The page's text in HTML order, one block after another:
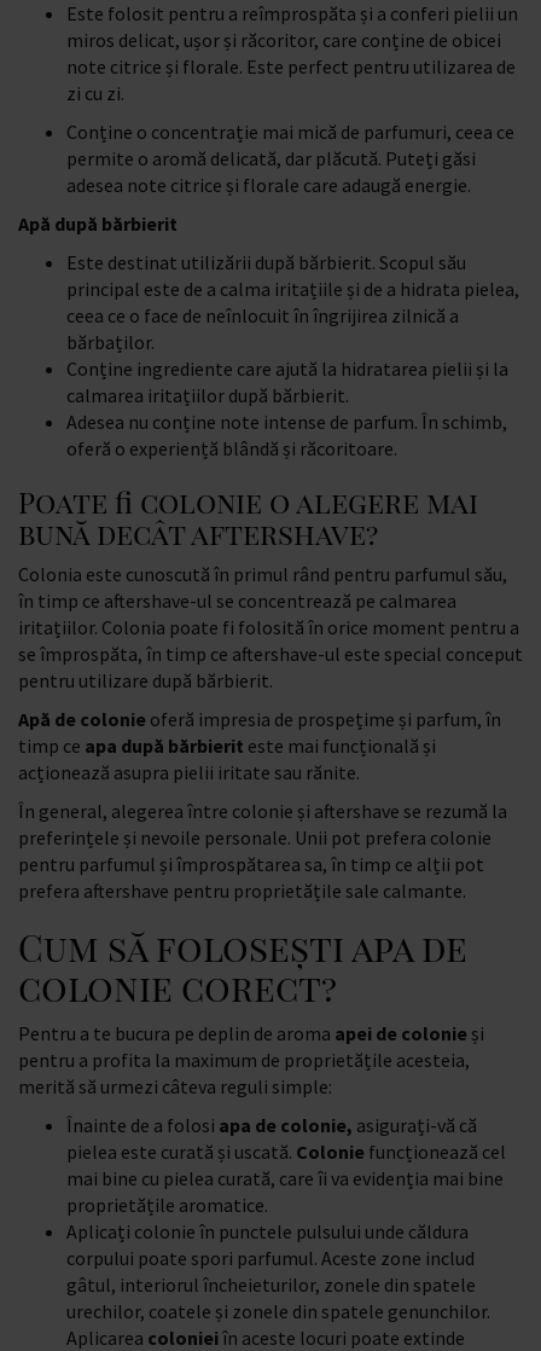
Este folosit pentru a reîmprospăta și a conferi pielii un
miros delicat, ușor și răcoritor, care conține de obicei
note citrice și florale. Este perfect pentru utilizarea de
zi cu zi.
Conține o concentrație mai mică de parfumuri, ceea ce
permite o aromă delicată, dar plăcută. Puteți găsi
adesea note citrice și florale care adaugă energie.
Apă după bărbierit
Este destinat utilizării după bărbierit. Scopul său
principal este de a calma iritațiile și de a hidrata pielea,
ceea ce o face de neînlocuit în îngrijirea zilnică a
bărbaților.
Conține ingrediente care ajută la hidratarea pielii și la
calmarea iritațiilor după bărbierit.
Adesea nu conține note intense de parfum. În schimb,
oferă o experiență blândă și răcoritoare.
Poate fi colonie o alegere mai
bună decât aftershave?
Colonia este cunoscută în primul rând pentru parfumul său,
în timp ce aftershave-ul se concentrează pe calmarea
iritațiilor. Colonia poate fi folosită în orice moment pentru a
se împrospăta, în timp ce aftershave-ul este special conceput
pentru utilizare după bărbierit.
Apă de colonie oferă impresia de prospețime și parfum, în
timp ce apa după bărbierit este mai funcțională și
acționează asupra pielii iritate sau rănite.
În general, alegerea între colonie și aftershave se rezumă la
preferințele și nevoile personale. Unii pot prefera colonie
pentru parfumul și împrospătarea sa, în timp ce alții pot
prefera aftershave pentru proprietățile sale calmante.
Cum să folosești apa de
colonie corect?
Pentru a te bucura pe deplin de aroma apei de colonie și
pentru a profita la maximum de proprietățile acesteia,
merită să urmezi câteva reguli simple:
Înainte de a folosi apa de colonie, asigurați-vă că
pielea este curată și uscată. Colonie funcționează cel
mai bine cu pielea curată, care îi va evidenția mai bine
proprietățile aromatice.
Aplicați colonie în punctele pulsului unde căldura
corpului poate spori parfumul. Aceste zone includ
gâtul, interiorul încheieturilor, zonele din spatele
urechilor, coatele și zonele din spatele genunchilor.
Aplicarea colonieiîn aceste locuri poate extinde